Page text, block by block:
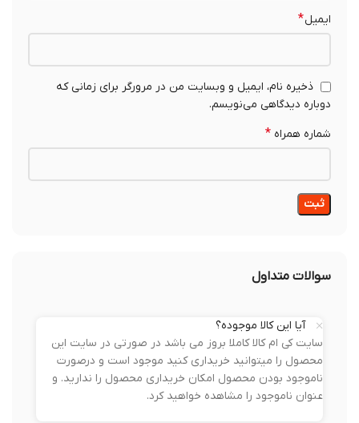
ایمیل*
ذخیره نام، ایمیل و وبسایت من در مرورگر برای زمانی که
دوباره دیدگاهی می‌نویسم.
شماره همراه*
سوالات متداول
آیا این کالا موجوده؟
سایت کی ام کالا کاملا بروز می باشد در صورتی در سایت این
محصول را میتوانید خریداری کنید موجود است و درصورت
ناموجود بودن محصول امکان خریداری محصول را ندارید. و
عنوان ناموجود را مشاهده خواهید کرد.